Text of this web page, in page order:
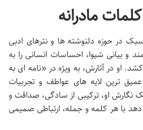
مادرانه
در حوزه دلنوشته ها و نثرهای ادبی
و بیانی شیوا، احساسات انسانی را به
او در آثارش، به ویژه در «نامه ای به
ترین لایه های عواطف و تجربیات
او، ترکیبی از سادگی، صداقت و
با هر کلمه و جمله، ارتباطی صمیمی